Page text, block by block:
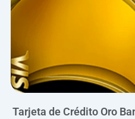
Tarjeta de Crédito Oro